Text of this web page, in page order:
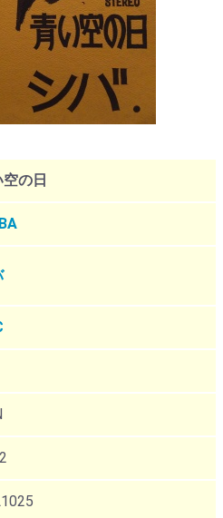
の日